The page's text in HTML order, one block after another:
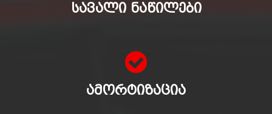
ᲡᲐᲕᲐᲚᲘ ᲜᲐᲬᲘᲚᲔᲑᲘ
ᲐᲛᲝᲠᲢᲘᲖᲐᲪᲘᲐ